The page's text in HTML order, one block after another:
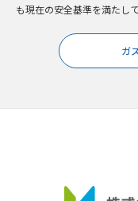
も現在の安全基準を満たし
ガ